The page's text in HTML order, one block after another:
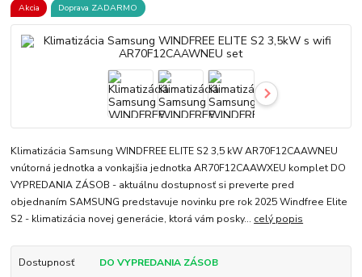
Akcia Doprava ZADARMO
Klimatizácia Samsung WINDFREE ELITE S2 3,5 kW AR70F12CAAWNEU
vnútorná jednotka a vonkajšia jednotka AR70F12CAAWXEU komplet DO
VYPREDANIA ZÁSOB - aktuálnu dostupnosť si preverte pred
objednaním SAMSUNG predstavuje novinku pre rok 2025 Windfree Elite
S2 - klimatizácia novej generácie, ktorá vám posky... celý popis
Dostupnosť
DO VYPREDANIA ZÁSOB